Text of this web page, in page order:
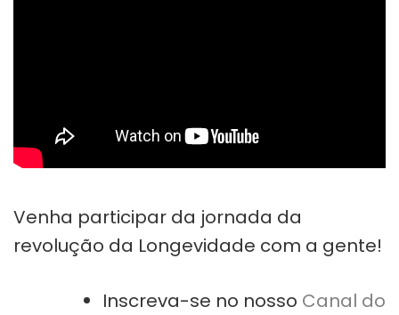
Venha participar da jornada da
revolução da Longevidade com a gente!
Inscreva-se no nosso Canal do